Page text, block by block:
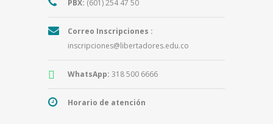
PBX: (601) 254 47 50
Correo Inscripciones :
inscripciones@libertadores.edu.co
WhatsApp: 318 500 6666
Horario de atención